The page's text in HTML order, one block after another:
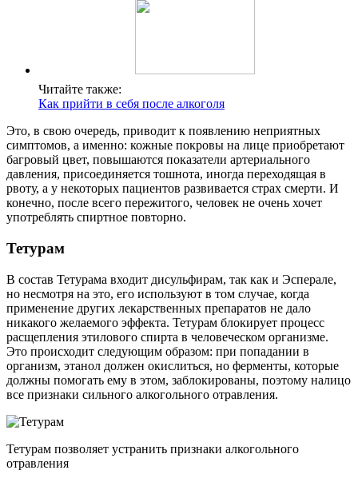
Читайте также:
Как прийти в себя после алкоголя
Это, в свою очередь, приводит к появлению неприятных
симптомов, а именно: кожные покровы на лице приобретают
багровый цвет, повышаются показатели артериального
давления, присоединяется тошнота, иногда переходящая в
рвоту, а у некоторых пациентов развивается страх смерти. И
конечно, после всего пережитого, человек не очень хочет
употреблять спиртное повторно.
Тетурам
В состав Тетурама входит дисульфирам, так как и Эсперале,
но несмотря на это, его используют в том случае, когда
применение других лекарственных препаратов не дало
никакого желаемого эффекта. Тетурам блокирует процесс
расщепления этилового спирта в человеческом организме.
Это происходит следующим образом: при попадании в
организм, этанол должен окислиться, но ферменты, которые
должны помогать ему в этом, заблокированы, поэтому налицо
все признаки сильного алкогольного отравления.
Тетурам позволяет устранить признаки алкогольного
отравления